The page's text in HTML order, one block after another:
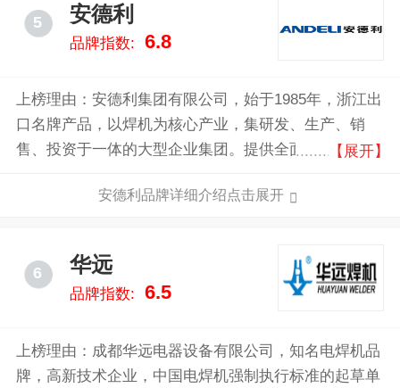
5 安德利
品牌指数: 6.8
上榜理由：安德利集团有限公司，始于1985年，浙江出
口名牌产品，以焊机为核心产业，集研发、生产、销
售、投资于一体的大型企业集团。提供全面的焊接解决
作简便及卓越焊接表现为特点，广泛服务于工业制造与
【展开】
安德利品牌详细介绍点击展开
6 华远
品牌指数: 6.5
上榜理由：成都华远电器设备有限公司，知名电焊机品
牌，高新技术企业，中国电焊机强制执行标准的起草单